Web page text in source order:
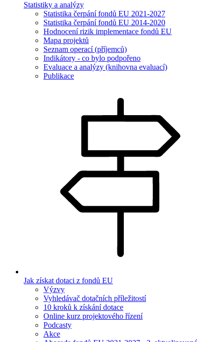
Statistiky a analýzy
Statistika čerpání fondů EU 2021-2027
Statistika čerpání fondů EU 2014-2020
Hodnocení rizik implementace fondů EU
Mapa projektů
Seznam operací (příjemců)
Indikátory - co bylo podpořeno
Evaluace a analýzy (knihovna evaluací)
Publikace
Jak získat dotaci z fondů EU
Výzvy
Vyhledávač dotačních příležitostí
10 kroků k získání dotace
Online kurz projektového řízení
Podcasty
Akce